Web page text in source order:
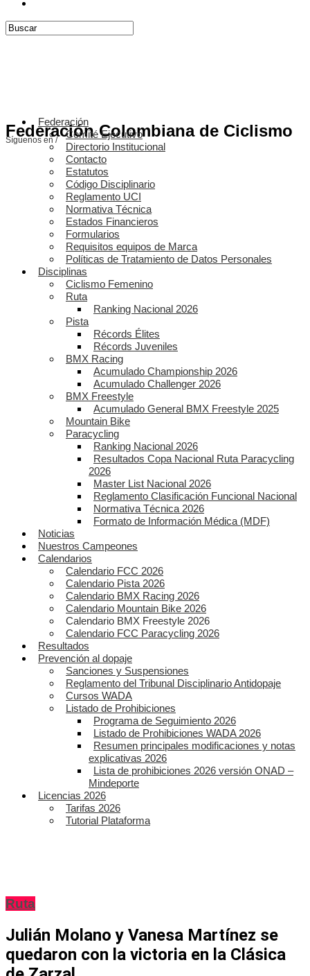
Federación Colombiana de Ciclismo
Síguenos en /
Federación
Comité Ejecutivo
Directorio Institucional
Contacto
Estatutos
Código Disciplinario
Reglamento UCI
Normativa Técnica
Estados Financieros
Formularios
Requisitos equipos de Marca
Políticas de Tratamiento de Datos Personales
Disciplinas
Ciclismo Femenino
Ruta
Ranking Nacional 2026
Pista
Récords Élites
Récords Juveniles
BMX Racing
Acumulado Championship 2026
Acumulado Challenger 2026
BMX Freestyle
Acumulado General BMX Freestyle 2025
Mountain Bike
Paracycling
Ranking Nacional 2026
Resultados Copa Nacional Ruta Paracycling
2026
Master List Nacional 2026
Reglamento Clasificación Funcional Nacional
Normativa Técnica 2026
Formato de Información Médica (MDF)
Noticias
Nuestros Campeones
Calendarios
Calendario FCC 2026
Calendario Pista 2026
Calendario BMX Racing 2026
Calendario Mountain Bike 2026
Calendario BMX Freestyle 2026
Calendario FCC Paracycling 2026
Resultados
Prevención al dopaje
Sanciones y Suspensiones
Reglamento del Tribunal Disciplinario Antidopaje
Cursos WADA
Listado de Prohibiciones
Programa de Seguimiento 2026
Listado de Prohibiciones WADA 2026
Resumen principales modificaciones y notas
explicativas 2026
Lista de prohibiciones 2026 versión ONAD –
Mindeporte
Licencias 2026
Tarifas 2026
Tutorial Plataforma
Ruta
Julián Molano y Vanesa Martínez se
quedaron con la victoria en la Clásica